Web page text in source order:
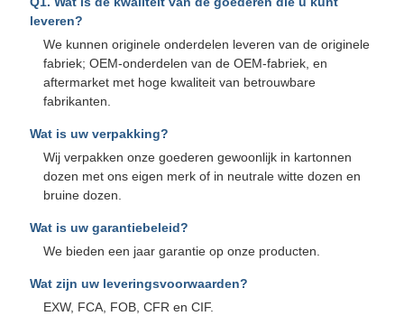
leveren?
We kunnen originele onderdelen leveren van de originele
fabriek; OEM-onderdelen van de OEM-fabriek, en
aftermarket met hoge kwaliteit van betrouwbare
fabrikanten.
Wat is uw verpakking?
Wij verpakken onze goederen gewoonlijk in kartonnen
dozen met ons eigen merk of in neutrale witte dozen en
bruine dozen.
Wat is uw garantiebeleid?
We bieden een jaar garantie op onze producten.
Wat zijn uw leveringsvoorwaarden?
EXW, FCA, FOB, CFR en CIF.